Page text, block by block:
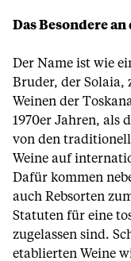
Das Besondere
Der Name ist wie
Bruder, der
Weinen der
1970er Jahren, als
von den
Weine auf
Dafür kommen
auch Rebsorten
Statuten für eine
zugelassen sind.
etablierten Weine